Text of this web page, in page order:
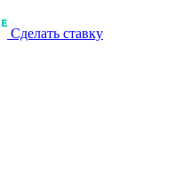
Сделать ставку